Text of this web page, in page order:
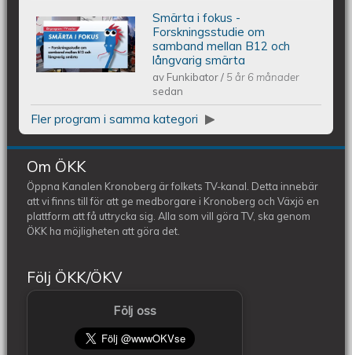
Smärta i fokus - Forskningsstudie om
samband mellan B12 och långvarig
smärta
Smärta i fokus -
Forskningsstudie om
samband mellan B12 och
långvarig smärta
av Funkibator/ 5 år 6 månader
sedan
Fler program i samma kategori
Om ÖKK
Öppna Kanalen Kronoberg är folkets TV-kanal. Detta innebär
att vi finns till för att ge medborgare i Kronoberg och Växjö en
plattform att få uttrycka sig. Alla som vill göra TV, ska genom
ÖKK ha möjligheten att göra det.
Följ ÖKK/ÖKV
Följ oss